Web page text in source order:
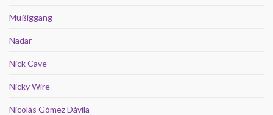
Müßiggang
Nadar
Nick Cave
Nicky Wire
Nicolás Gómez Dávila